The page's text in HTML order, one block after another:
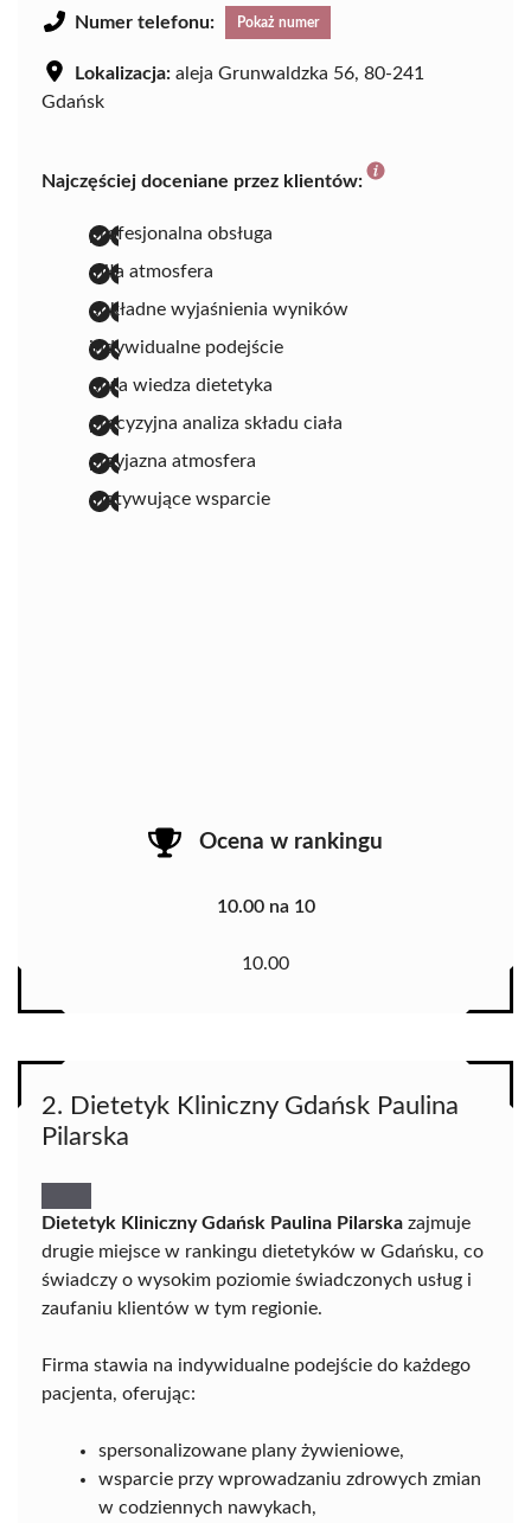
Numer telefonu: Pokaż numer
Lokalizacja: aleja Grunwaldzka 56, 80-241
Gdańsk
Najczęściej doceniane przez klientów:
profesjonalna obsługa
miła atmosfera
dokładne wyjaśnienia wyników
indywidualne podejście
duża wiedza dietetyka
precyzyjna analiza składu ciała
przyjazna atmosfera
motywujące wsparcie
Ocena w rankingu
10.00 na 10
10.00
2. Dietetyk Kliniczny Gdańsk Paulina
Pilarska
Dietetyk Kliniczny Gdańsk Paulina Pilarska zajmuje
drugie miejsce w rankingu dietetyków w Gdańsku, co
świadczy o wysokim poziomie świadczonych usług i
zaufaniu klientów w tym regionie.
Firma stawia na indywidualne podejście do każdego
pacjenta, oferując:
spersonalizowane plany żywieniowe,
wsparcie przy wprowadzaniu zdrowych zmian
w codziennych nawykach,